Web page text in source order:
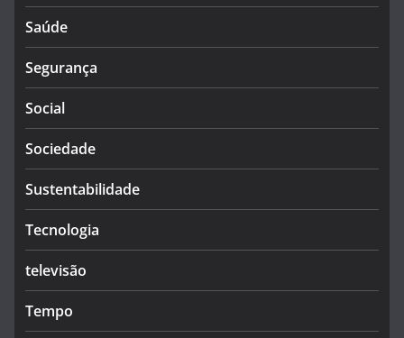
Saúde
Segurança
Social
Sociedade
Sustentabilidade
Tecnologia
televisão
Tempo